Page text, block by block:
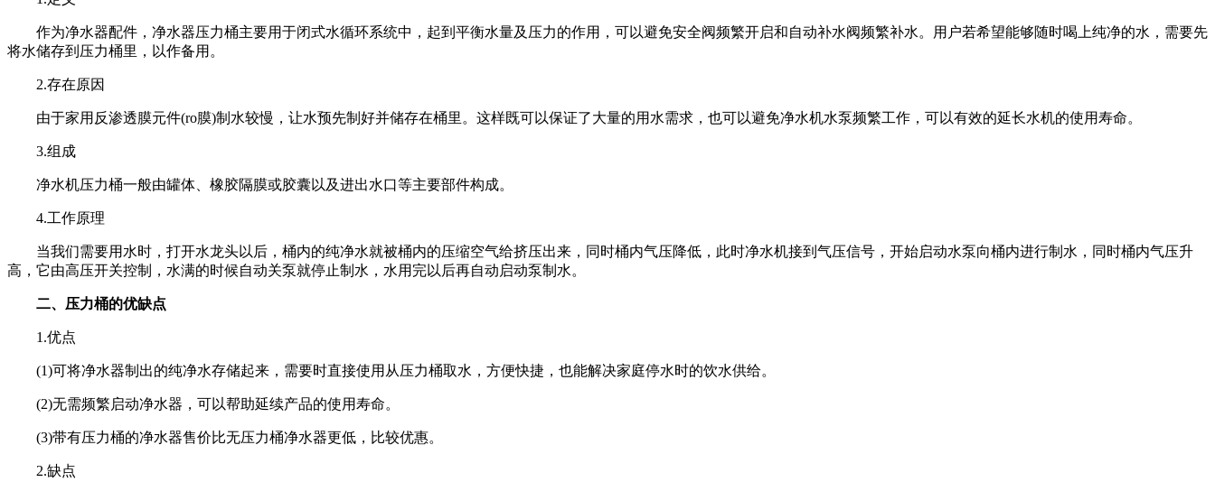
作为净水器配件，净水器压力桶主要用于闭式水循环系统中，起到平衡水量及压力的作用，可以避免安全阀频繁开启和自动补水阀频繁补水。用户若希望能够随时喝上纯净的水，需要先
将水储存到压力桶里，以作备用。
2.存在原因
由于家用反渗透膜元件(ro膜)制水较慢，让水预先制好并储存在桶里。这样既可以保证了大量的用水需求，也可以避免净水机水泵频繁工作，可以有效的延长水机的使用寿命。
3.组成
净水机压力桶一般由罐体、橡胶隔膜或胶囊以及进出水口等主要部件构成。
4.工作原理
当我们需要用水时，打开水龙头以后，桶内的纯净水就被桶内的压缩空气给挤压出来，同时桶内气压降低，此时净水机接到气压信号，开始启动水泵向桶内进行制水，同时桶内气压升
高，它由高压开关控制，水满的时候自动关泵就停止制水，水用完以后再自动启动泵制水。
二、压力桶的优缺点
1.优点
(1)可将净水器制出的纯净水存储起来，需要时直接使用从压力桶取水，方便快捷，也能解决家庭停水时的饮水供给。
(2)无需频繁启动净水器，可以帮助延续产品的使用寿命。
(3)带有压力桶的净水器售价比无压力桶净水器更低，比较优惠。
2.缺点